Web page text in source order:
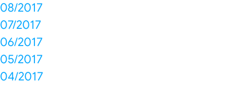
08/2017
07/2017
06/2017
05/2017
04/2017